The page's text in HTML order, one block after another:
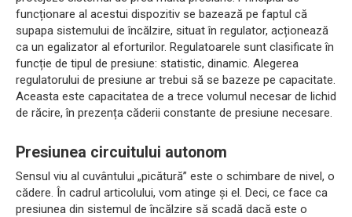
funcționare al acestui dispozitiv se bazează pe faptul că
supapa sistemului de încălzire, situat în regulator, acționează
ca un egalizator al eforturilor. Regulatoarele sunt clasificate în
funcție de tipul de presiune: statistic, dinamic. Alegerea
regulatorului de presiune ar trebui să se bazeze pe capacitate.
Aceasta este capacitatea de a trece volumul necesar de lichid
de răcire, în prezența căderii constante de presiune necesare.
Presiunea circuitului autonom
Sensul viu al cuvântului „picătură” este o schimbare de nivel, o
cădere. În cadrul articolului, vom atinge și el. Deci, ce face ca
presiunea din sistemul de încălzire să scadă dacă este o